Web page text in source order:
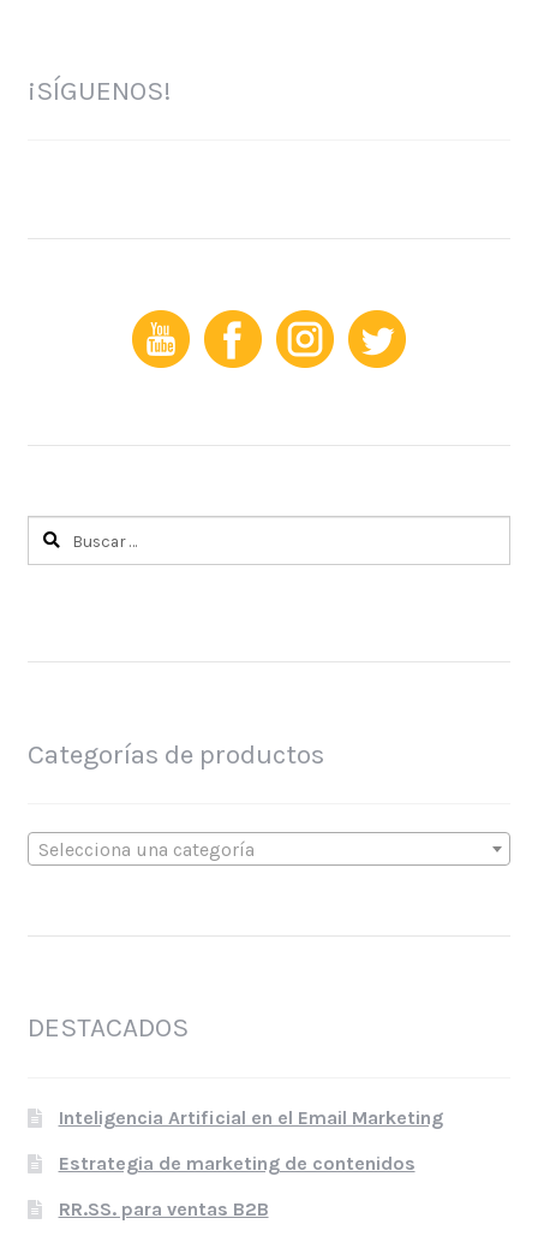
¡SÍGUENOS!
Buscar:
Categorías de productos
Selecciona una categoría
DESTACADOS
Inteligencia Artificial en el Email Marketing
Estrategia de marketing de contenidos
RR.SS. para ventas B2B